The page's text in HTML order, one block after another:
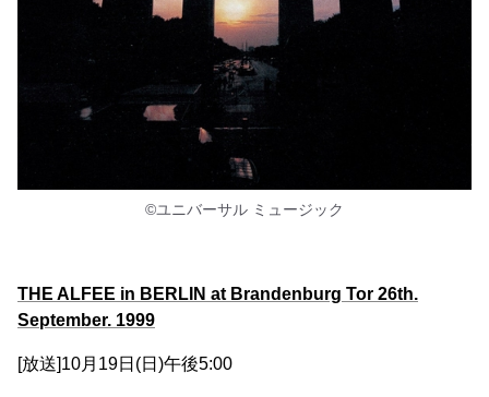
©ユニバーサル ミュージック
THE ALFEE in BERLIN at Brandenburg Tor 26th.
September. 1999
[放送]10月19日(日)午後5:00